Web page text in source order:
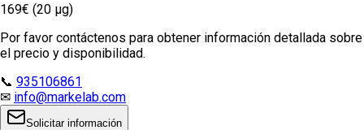
169€ (20 µg)
Por favor contáctenos para obtener información detallada sobre
el precio y disponibilidad.
📞 935106861
✉ info@markelab.com
Solicitar información